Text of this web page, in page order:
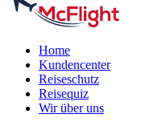
Home
Kundencenter
Reiseschutz
Reisequiz
Wir über uns